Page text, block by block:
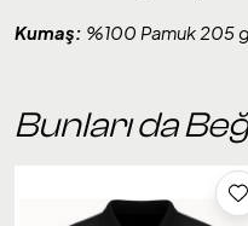
Kumaş: %100 Pamuk 205
Bunları da